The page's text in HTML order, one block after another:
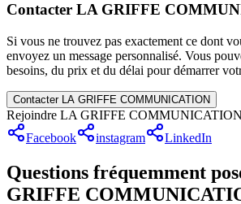
Contacter LA GRIFFE
Si vous ne trouvez pas exactement ce dont
envoyez un message personnalisé. Vous
besoins, du prix et du délai pour démarrer
Contacter LA GRIFFE COMMUNICATION
Rejoindre LA GRIFFE COMMUNICATION
Facebook
instagram LinkedIn
Questions fréquemment
GRIFFE